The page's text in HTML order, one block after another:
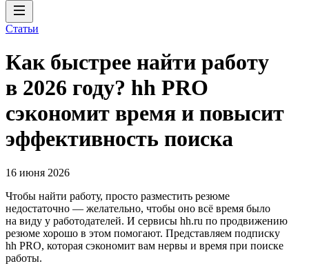
Статьи
Как быстрее найти работу
в 2026 году? hh PRO
сэкономит время и повысит
эффективность поиска
16 июня 2026
Чтобы найти работу, просто разместить резюме
недостаточно — желательно, чтобы оно всё время было
на виду у работодателей. И сервисы hh.ru по продвижению
резюме хорошо в этом помогают. Представляем подписку
hh PRO, которая сэкономит вам нервы и время при поиске
работы.